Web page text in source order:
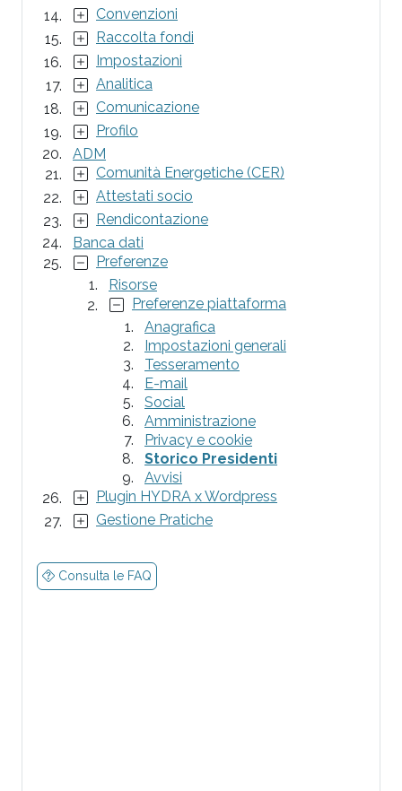
Convenzioni
Raccolta fondi
Impostazioni
Analitica
Comunicazione
Profilo
ADM
Comunità Energetiche (CER)
Attestati socio
Rendicontazione
Banca dati
Preferenze
Risorse
Preferenze piattaforma
Anagrafica
Impostazioni generali
Tesseramento
E-mail
Social
Amministrazione
Privacy e cookie
Storico Presidenti
Avvisi
Plugin HYDRA x Wordpress
Gestione Pratiche
Consulta le FAQ